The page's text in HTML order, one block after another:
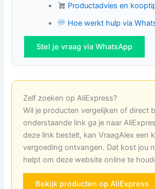
Productadvies en
Hoe werkt hulp via
Stel je vraag via WhatsApp
Zelf zoeken op AliExpress?
Wil je producten vergelijken of direct
onderstaande link ga je naar
deze link bestelt, kan VraagAlex een
vergoeding ontvangen. Dat kost jou
helpt om deze website online te
Bekijk producten op AliExpress